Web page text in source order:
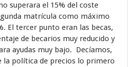
superara el 15% del coste
matrícula como máximo
El tercer punto eran las becas,
de becarios muy reducido y
ayudas muy bajo. Decíamos,
la política de precios lo primero